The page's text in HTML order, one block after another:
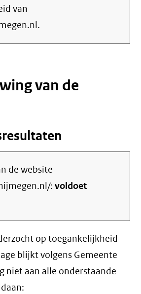
van
van de
de website
:voldoet
op toegankelijkheid
blijkt volgens Gemeente
niet aan alle onderstaande